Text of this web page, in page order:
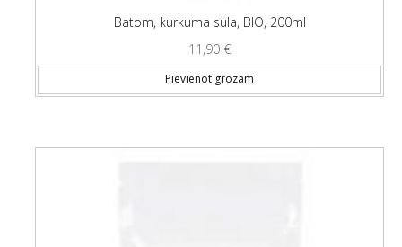
Batom, kurkuma sula, BIO, 200ml
11,90 €
Pievienot grozam